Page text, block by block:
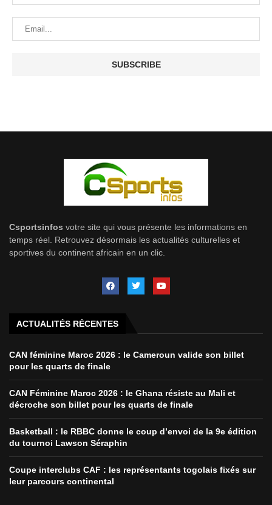
Csportsinfos votre site qui vous présente les informations en
temps réel. Retrouvez désormais les actualités culturelles et
sportives du continent africain en un clic.
ACTUALITÉS RÉCENTES
CAN féminine Maroc 2026 : le Cameroun valide son billet
pour les quarts de finale
CAN Féminine Maroc 2026 : le Ghana résiste au Mali et
décroche son billet pour les quarts de finale
Basketball : le RBBC donne le coup d’envoi de la 9e édition
du tournoi Lawson Séraphin
Coupe interclubs CAF : les représentants togolais fixés sur
leur parcours continental